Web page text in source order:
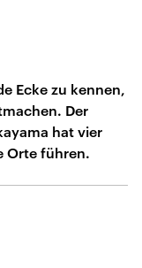
Ecke zu kennen,
Der
hat vier
Orte führen.